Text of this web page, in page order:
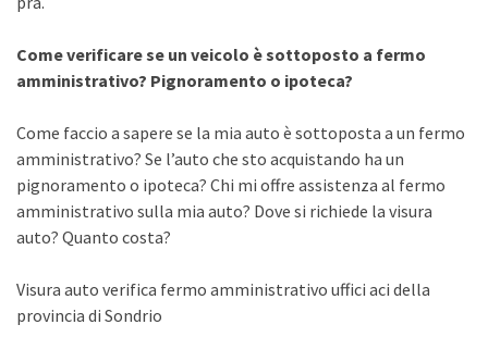
Come verificare se un veicolo è sottoposto a fermo
amministrativo? Pignoramento o ipoteca?
Come faccio a sapere se la mia auto è sottoposta a un fermo
amministrativo? Se l’auto che sto acquistando ha un
pignoramento o ipoteca? Chi mi offre assistenza al fermo
amministrativo sulla mia auto? Dove si richiede la visura
auto? Quanto costa?
Visura auto verifica fermo amministrativo uffici aci della
provincia di Sondrio